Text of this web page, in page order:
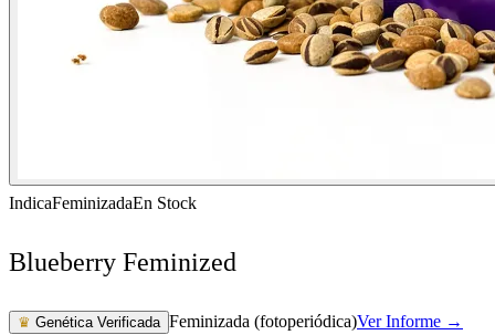
IndicaFeminizadaEn Stock
Blueberry Feminized
♛ Genética Verificada Feminizada (fotoperiódica)Ver Informe →